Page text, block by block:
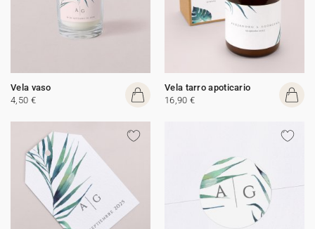
Vela vaso
4,50 €
Vela tarro apoticario
16,90 €